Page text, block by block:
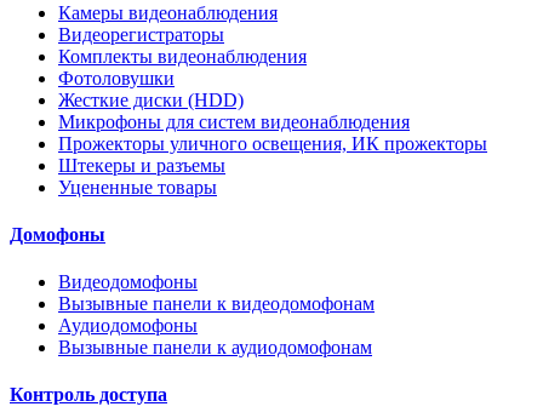
Камеры видеонаблюдения
Видеорегистраторы
Комплекты видеонаблюдения
Фотоловушки
Жесткие диски (HDD)
Микрофоны для систем видеонаблюдения
Прожекторы уличного освещения, ИК прожекторы
Штекеры и разъемы
Уцененные товары
Домофоны
Видеодомофоны
Вызывные панели к видеодомофонам
Аудиодомофоны
Вызывные панели к аудиодомофонам
Контроль доступа